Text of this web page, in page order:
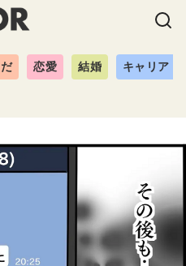
恋愛 結婚 キャリア